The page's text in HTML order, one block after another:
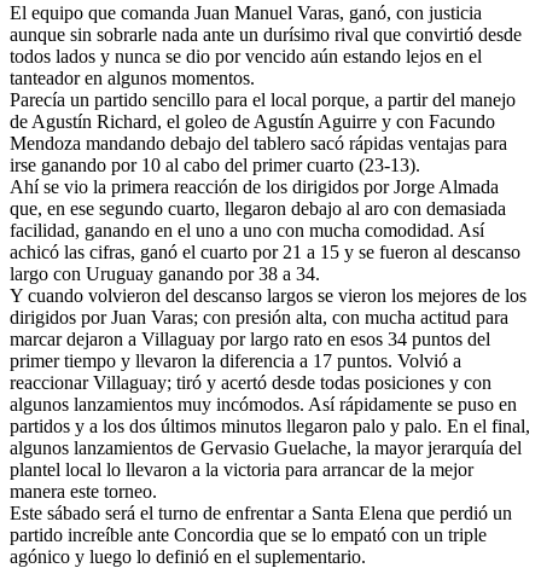
El equipo que comanda Juan Manuel Varas, ganó, con justicia
aunque sin sobrarle nada ante un durísimo rival que convirtió desde
todos lados y nunca se dio por vencido aún estando lejos en el
tanteador en algunos momentos.
Parecía un partido sencillo para el local porque, a partir del manejo
de Agustín Richard, el goleo de Agustín Aguirre y con Facundo
Mendoza mandando debajo del tablero sacó rápidas ventajas para
irse ganando por 10 al cabo del primer cuarto (23-13).
Ahí se vio la primera reacción de los dirigidos por Jorge Almada
que, en ese segundo cuarto, llegaron debajo al aro con demasiada
facilidad, ganando en el uno a uno con mucha comodidad. Así
achicó las cifras, ganó el cuarto por 21 a 15 y se fueron al descanso
largo con Uruguay ganando por 38 a 34.
Y cuando volvieron del descanso largos se vieron los mejores de los
dirigidos por Juan Varas; con presión alta, con mucha actitud para
marcar dejaron a Villaguay por largo rato en esos 34 puntos del
primer tiempo y llevaron la diferencia a 17 puntos. Volvió a
reaccionar Villaguay; tiró y acertó desde todas posiciones y con
algunos lanzamientos muy incómodos. Así rápidamente se puso en
partidos y a los dos últimos minutos llegaron palo y palo. En el final,
algunos lanzamientos de Gervasio Guelache, la mayor jerarquía del
plantel local lo llevaron a la victoria para arrancar de la mejor
manera este torneo.
Este sábado será el turno de enfrentar a Santa Elena que perdió un
partido increíble ante Concordia que se lo empató con un triple
agónico y luego lo definió en el suplementario.